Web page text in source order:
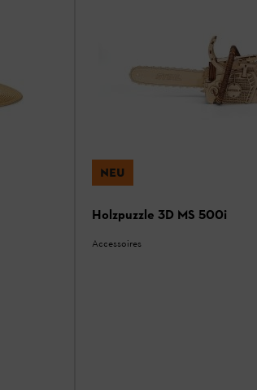
NEU
Holzpuzzle 3D MS 500i
Accessoires